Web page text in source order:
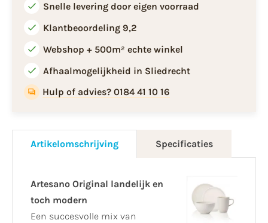
Snelle levering door eigen voorraad
Klantbeoordeling 9,2
Webshop + 500m² echte winkel
Afhaalmogelijkheid in Sliedrecht
Hulp of advies? 0184 41 10 16
Artikelomschrijving Specificaties
Artesano Original landelijk en
toch modern
Een succesvolle mix van